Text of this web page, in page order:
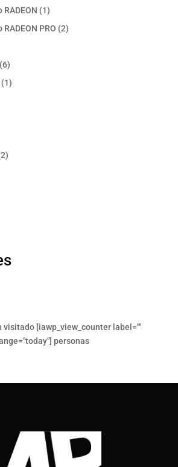
productos
11
producto
PRO 22
66
productos
11
22
visitado [iawp_view_counter label=""
personas